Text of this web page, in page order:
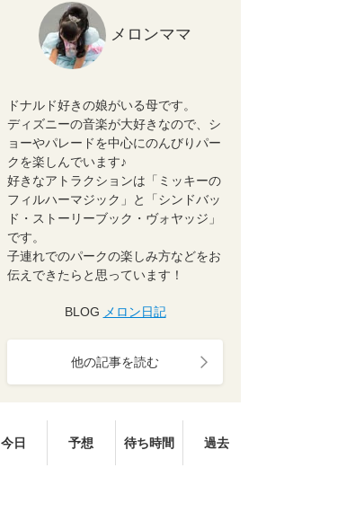
メロンママ
ドナルド好きの娘がいる母です。
ディズニーの音楽が大好きなので、シ
ョーやパレードを中心にのんびりパー
クを楽しんでいます♪
好きなアトラクションは「ミッキーの
フィルハーマジック」と「シンドバッ
ド・ストーリーブック・ヴォヤッジ」
です。
子連れでのパークの楽しみ方などをお
伝えできたらと思っています！
BLOG メロン日記
他の記事を読む
今日 予想 待ち時間 過去